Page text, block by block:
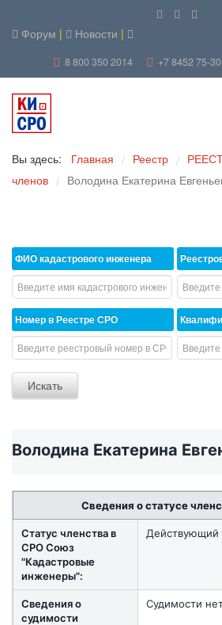
Форум | Новости |
8 800 350 2014 +7 8452 75-
Вы здесь: Главная / Реестр /
членов / Володина Екатерина
ФИО кадастрового инженера
Номер в Реестре СРО
Володина Екатерина
Сведения о статусе
Статус членства в
СРО Союз
"Кадастровые
инженеры":
Действующий
Сведения о
судимости
Судимости